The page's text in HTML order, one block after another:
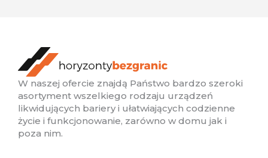
W naszej ofercie znajdą Państwo bardzo szeroki
asortyment wszelkiego rodzaju urządzeń
likwidujących bariery i ułatwiających codzienne
życie i funkcjonowanie, zarówno w domu jak i
poza nim.